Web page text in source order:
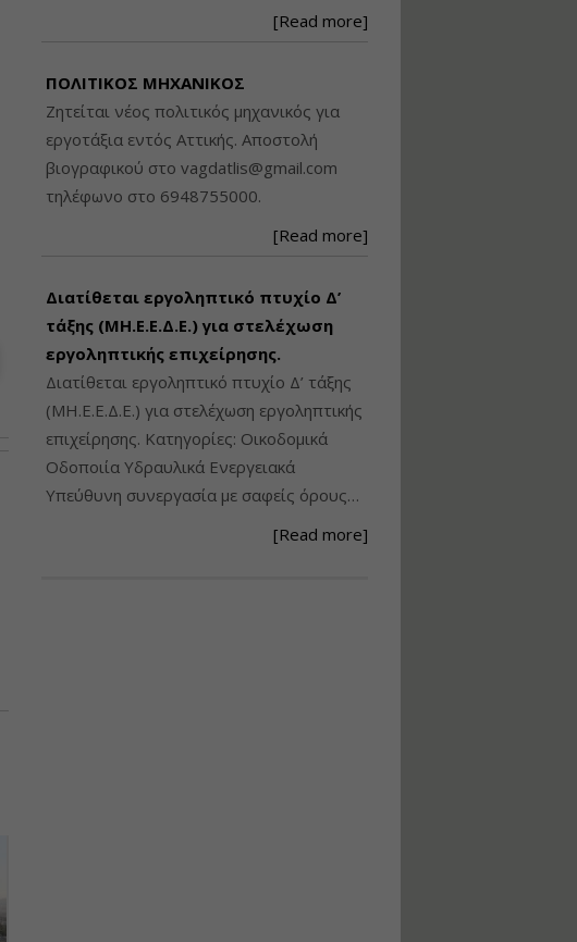
[Read more]
ΠΟΛΙΤΙΚΟΣ ΜΗΧΑΝΙΚΟΣ
Ζητείται νέος πολιτικός μηχανικός για
εργοτάξια εντός Αττικής. Αποστολή
βιογραφικού στο vagdatlis@gmail.com
τηλέφωνο στο 6948755000.
[Read more]
Διατίθεται εργοληπτικό πτυχίο Δ’
τάξης (ΜΗ.Ε.Ε.Δ.Ε.) για στελέχωση
εργοληπτικής επιχείρησης.
Διατίθεται εργοληπτικό πτυχίο Δ’ τάξης
(ΜΗ.Ε.Ε.Δ.Ε.) για στελέχωση εργοληπτικής
επιχείρησης. Κατηγορίες: Οικοδομικά
Οδοποιία Υδραυλικά Ενεργειακά
Υπεύθυνη συνεργασία με σαφείς όρους…
[Read more]
τεχνολογίας
φωτισμού LED και
Εισηγητής:Στέφανος Τουλόγλου
Τιμή από: €190.00
Διάρκεια: 12 ώρες
Εκπόνηση Τοπικών και
Εισηγητής:
Τιμή από: €130.00
Διάρκεια: 6 ώρες
Επίβλεψη Δημοσίων
Έργων με τον
Ν.4782/2021